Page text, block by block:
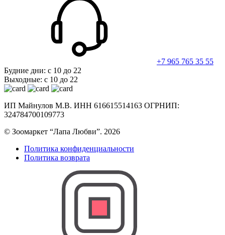
+7 965 765 35 55
Будние дни: с 10 до 22
Выходные: с 10 до 22
ИП Майнулов М.В. ИНН 616615514163 ОГРНИП:
324784700109773
© Зоомаркет “Лапа Любви”. 2026
Политика конфиденциальности
Политика возврата